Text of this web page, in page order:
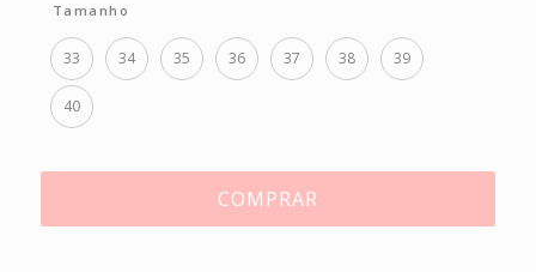
Tamanho
33 34 35 36 37 38 39
40
COMPRAR